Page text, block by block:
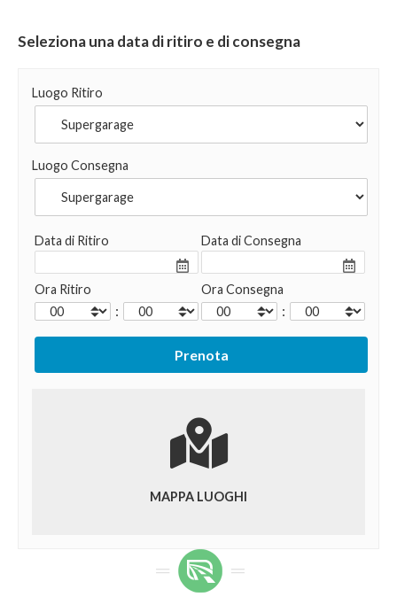
Seleziona una data di ritiro e di consegna
Luogo Ritiro
Luogo Consegna
Data di Ritiro
Ora Ritiro
:
Data di Consegna
Ora Consegna
:
MAPPA LUOGHI